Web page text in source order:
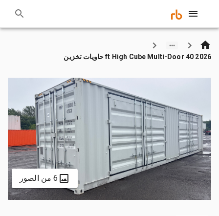
2026 40 ft High Cube Multi-Door حاويات تخزين
6 من الصور